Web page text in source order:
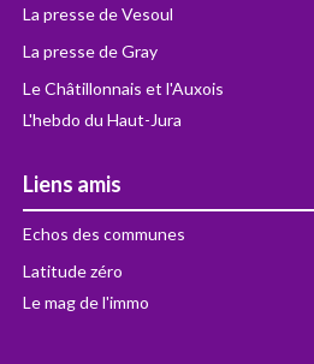
La presse de Vesoul
La presse de Gray
Le Châtillonnais et l'Auxois
L'hebdo du Haut-Jura
Liens amis
Echos des communes
Latitude zéro
Le mag de l'immo